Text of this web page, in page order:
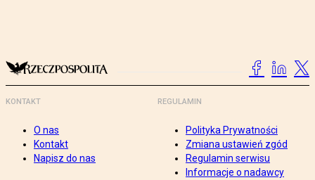
KONTAKT
O nas
Kontakt
Napisz do nas
REGULAMIN
Polityka Prywatności
Zmiana ustawień zgód
Regulamin serwisu
Informacje o nadawcy